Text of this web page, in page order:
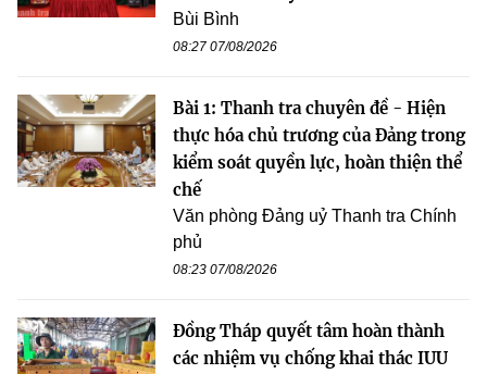
Bùi Bình
08:27 07/08/2026
Bài 1: Thanh tra chuyên đề - Hiện
thực hóa chủ trương của Đảng trong
kiểm soát quyền lực, hoàn thiện thể
chế
Văn phòng Đảng uỷ Thanh tra Chính
phủ
08:23 07/08/2026
Đồng Tháp quyết tâm hoàn thành
các nhiệm vụ chống khai thác IUU